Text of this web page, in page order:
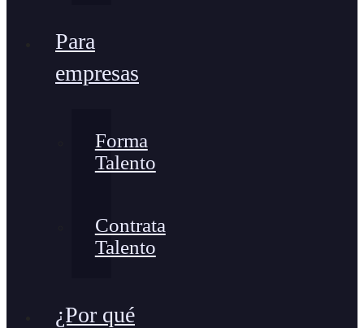
Para
empresas
Forma
Talento
Contrata
Talento
¿Por qué